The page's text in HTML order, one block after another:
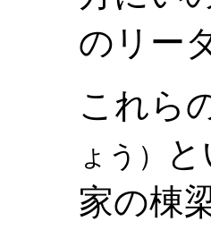
のリー
これら
ょう）
家の棟